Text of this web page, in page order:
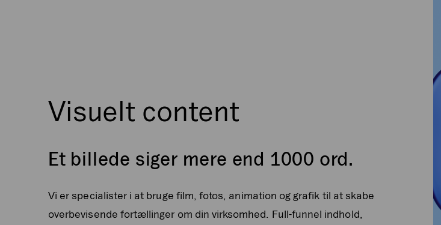
Visuelt content
Et billede siger mere end 1000 ord.
Vi er specialister i at bruge film, fotos, animation og grafik til at skabe
overbevisende fortællinger om din virksomhed. Full-funnel indhold,